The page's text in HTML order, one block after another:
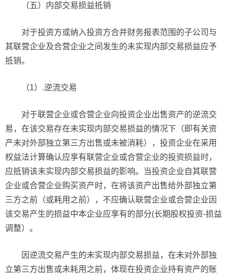
（五）内部交易损益抵销
对于投资方或纳入投资方合并财务报表范围的子公司与
其联营企业及合营企业之间发生的未实现内部交易损益应予
抵销。
（1）.逆流交易
对于联营企业或合营企业向投资企业出售资产的逆流交
易，在该交易存在未实现内部交易损益的情况下（即有关资
产未对外部独立第三方出售或未被消耗），投资企业在采用
权益法计算确认应享有联营企业或合营企业的投资损益时，
应抵销该未实现内部交易损益的影响。当投资企业自其联营
企业或合营企业购买资产时，在将该资产出售给外部独立第
三方之前（或耗用之前），不应确认联营企业或合营企业因
该交易产生的损益中本企业应享有的部分(长期股权投资-损益
调整）。
因逆流交易产生的未实现内部交易损益，在未对外部独
立第三方出售或未耗用之前，体现在投资企业持有资产的账